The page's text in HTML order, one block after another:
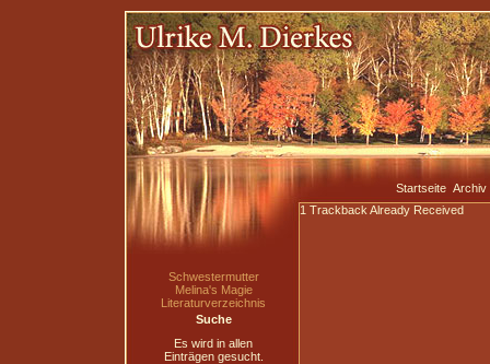
Startseite Archiv
Schwestermutter
Melina's Magie
Literaturverzeichnis
Suche
Es wird in allen
Einträgen gesucht.
1 Trackback Already Received